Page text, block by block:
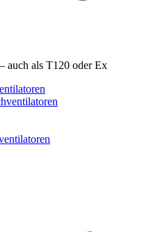
auch als T120 oder Ex